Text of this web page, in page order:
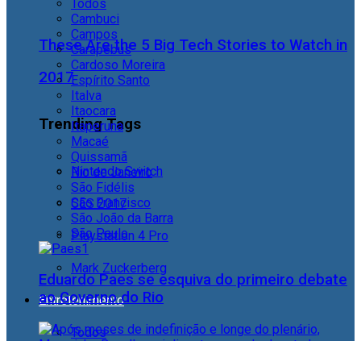
These Are the 5 Big Tech Stories to Watch in
2017
Trending Tags
Nintendo Switch
CES 2017
Playstation 4 Pro
Mark Zuckerberg
Entretenimento
Todos
Todos
Cambuci
Campos
Carapebus
Cardoso Moreira
Espírito Santo
Italva
Itaocara
Itaperuna
Macaé
Quissamã
Rio de Janeiro
São Fidélis
São Francisco
São João da Barra
São Paulo
Eduardo Paes se esquiva do primeiro debate
ao Governo do Rio